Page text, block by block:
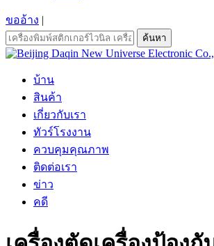
ขออ้าง |
ค้นหา
บ้าน
สินค้า
เกี่ยวกับเรา
ทัวร์โรงงาน
ควบคุมคุณภาพ
ติดต่อเรา
ข่าว
คดี